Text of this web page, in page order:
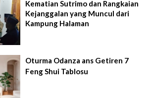
Kematian Sutrimo dan Rangkaian
Kejanggalan yang Muncul dari
Kampung Halaman
Oturma Odanza ans Getiren 7
Feng Shui Tablosu